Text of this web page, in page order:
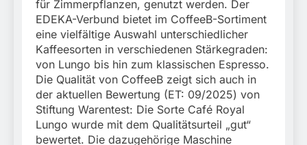
für Zimmerpflanzen, genutzt werden. Der
EDEKA-Verbund bietet im CoffeeB-Sortiment
eine vielfältige Auswahl unterschiedlicher
Kaffeesorten in verschiedenen Stärkegraden:
von Lungo bis hin zum klassischen Espresso.
Die Qualität von CoffeeB zeigt sich auch in
der aktuellen Bewertung (ET: 09/2025) von
Stiftung Warentest: Die Sorte Café Royal
Lungo wurde mit dem Qualitätsurteil „gut“
bewertet. Die dazugehörige Maschine